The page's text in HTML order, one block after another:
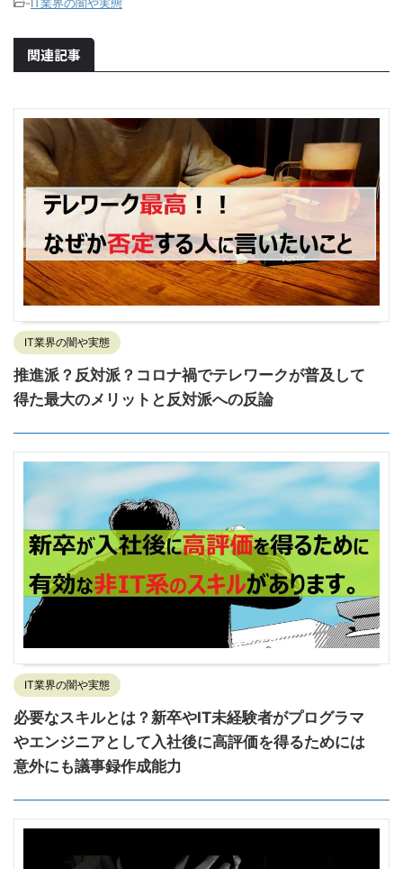
関連記事
IT業界の闇や実態
推進派？反対派？コロナ禍でテレワークが普及して
得た最大のメリットと反対派への反論
IT業界の闇や実態
必要なスキルとは？新卒やIT未経験者がプログラマ
やエンジニアとして入社後に高評価を得るためには
意外にも議事録作成能力